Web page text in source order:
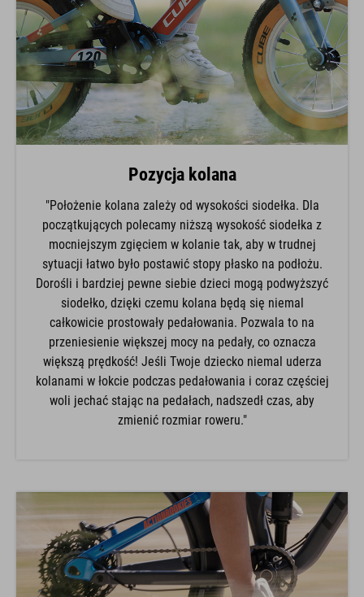
Pozycja kolana
"Położenie kolana zależy od wysokości siodełka. Dla
początkujących polecamy niższą wysokość siodełka z
mocniejszym zgięciem w kolanie tak, aby w trudnej
sytuacji łatwo było postawić stopy płasko na podłożu.
Dorośli i bardziej pewne siebie dzieci mogą podwyższyć
siodełko, dzięki czemu kolana będą się niemal
całkowicie prostowały pedałowania. Pozwala to na
przeniesienie większej mocy na pedały, co oznacza
większą prędkość! Jeśli Twoje dziecko niemal uderza
kolanami w łokcie podczas pedałowania i coraz częściej
woli jechać stając na pedałach, nadszedł czas, aby
zmienić rozmiar roweru."